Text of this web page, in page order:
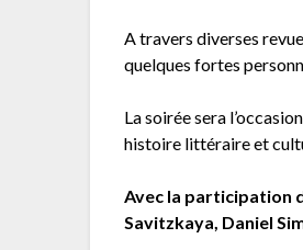
A travers diverses
quelques fortes
La soirée sera
histoire littéraire et
Avec la participation
Savitzkaya, Daniel